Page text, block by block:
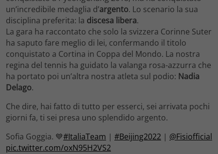
un’incredibile medaglia d’argento. Lo scenario la sua
disciplina preferita: la discesa libera.
La gara ha raccontato che solo la svizzera Corinne Suter
ha saputo fare meglio di lei, confermando il titolo
conquistato a Cortina in Coppa del Mondo. La nostra
regina del tennis ha guidato la valanga rosa-azzurra che
ha portato poi un’altra nostra atleta sul podio: Nadia
Delago.
Che dire, hai fatto di tutto per esserci, sei arrivata pochi
giorni fa, ti sei presa uno splendido argento.
Sofia Goggia. 💙#ItaliaTeam | #Beijing2022 | @Fisiofficial
pic.twitter.com/oxN95H2VS2